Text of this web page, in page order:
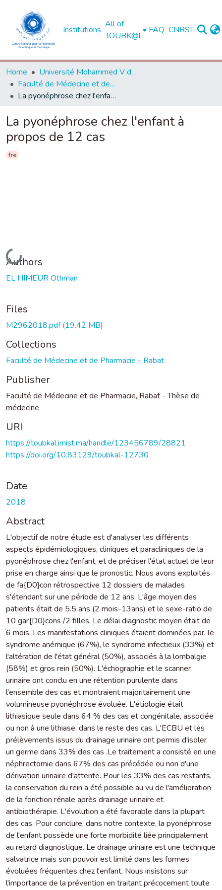
Institutions
All of
TOUBK@l
FAQ CNRST
Home
Université Mohammed V de Rabat
Faculté de Médecine et de Pharmacie - Rabat
La pyonéphrose chez l'enfant à propos de 12 cas
La pyonéphrose chez l'enfant à
propos de 12 cas
fre
Loading...
Authors
EL HIMEUR Othman
Files
M2962018.pdf(19.42 MB)
Collections
Faculté de Médecine et de Pharmacie - Rabat
Publisher
Faculté de Médecine et de Pharmacie, Rabat - Thèse de
médecine
URI
https://toubkal.imist.ma/handle/123456789/28821
https://doi.org/10.83129/toubkal-12730
Date
2018
Abstract
L'objectif de notre étude est d'analyser les différents
aspects épidémiologiques, cliniques et paracliniques de la
pyonéphrose chez l'enfant, et de préciser l'état actuel de leur
prise en charge ainsi que le pronostic. Nous avons exploités
de fa{D0}con rétrospective 12 dossiers de malades
s'étendant sur une période de 12 ans. L'âge moyen des
patients était de 5.5 ans (2 mois-13ans) et le sexe-ratio de
10 gar{D0}cons /2 filles. Le délai diagnostic moyen était de
6 mois. Les manifestations cliniques étaient dominées par, le
syndrome anémique (67%), le syndrome infectieux (33%) et
l'altération de l'état général (50%), associés à la lombalgie
(58%) et gros rein (50%). L'échographie et le scanner
urinaire ont conclu en une rétention purulente dans
l'ensemble des cas et montraient majoritairement une
volumineuse pyonéphrose évoluée. L'étiologie était
lithiasique seule dans 64 % des cas et congénitale, associée
ou non à une lithiase, dans le reste des cas. L'ECBU et les
prélèvements issus du drainage urinaire ont permis d'isoler
un germe dans 33% des cas .Le traitement a consisté en une
néphrectomie dans 67% des cas précédée ou non d'une
dérivation urinaire d'attente. Pour les 33% des cas restants,
la conservation du rein a été possible au vu de l'amélioration
de la fonction rénale après drainage urinaire et
antibiothérapie. L'évolution a été favorable dans la plupart
des cas. Pour conclure, dans notre contexte, la pyonéphrose
de l'enfant possède une forte morbidité liée principalement
au retard diagnostique. Le drainage urinaire est une technique
salvatrice mais son pouvoir est limité dans les formes
évoluées fréquentes chez l'enfant. Nous insistons sur
l'importance de la prévention en traitant précocement toute